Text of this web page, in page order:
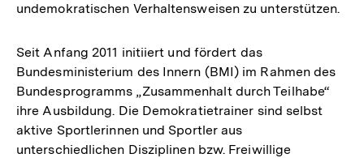
undemokratischen Verhaltensweisen zu unterstützen.
Seit Anfang 2011 initiiert und fördert das
Bundesministerium des Innern (BMI) im Rahmen des
Bundesprogramms „Zusammenhalt durch Teilhabe“
ihre Ausbildung. Die Demokratietrainer sind selbst
aktive Sportlerinnen und Sportler aus
unterschiedlichen Disziplinen bzw. Freiwillige